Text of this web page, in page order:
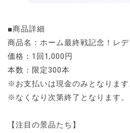
■商品詳細
商品名：ホーム最終戦記念！レ
価格：1回1,000円
本数：限定300本
※お支払いは現金のみとなります
※なくなり次第終了となります。
【注目の景品たち】